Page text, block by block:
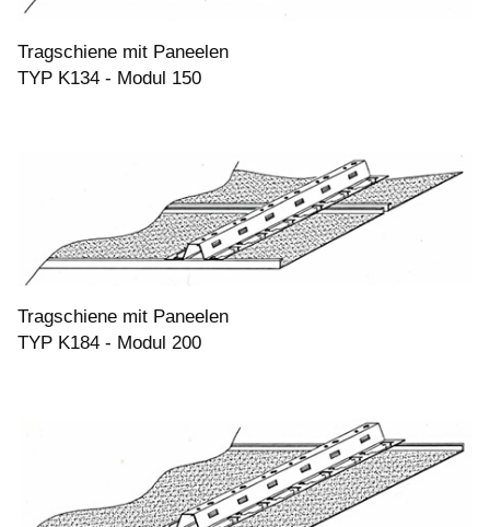
Tragschiene mit Paneelen
TYP K134 - Modul 150
Tragschiene mit Paneelen
TYP K184 - Modul 200